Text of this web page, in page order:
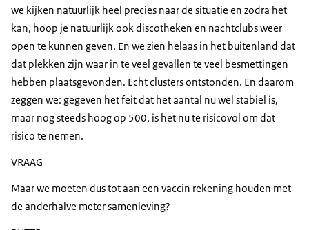
we kijken natuurlijk heel precies naar de situatie en zodra het
kan, hoop je natuurlijk ook discotheken en nachtclubs weer
open te kunnen geven. En we zien helaas in het buitenland dat
dat plekken zijn waar in te veel gevallen te veel besmettingen
hebben plaatsgevonden. Echt clusters ontstonden. En daarom
zeggen we: gegeven het feit dat het aantal nu wel stabiel is,
maar nog steeds hoog op 500, is het nu te risicovol om dat
risico te nemen.
VRAAG
Maar we moeten dus tot aan een vaccin rekening houden met
de anderhalve meter samenleving?